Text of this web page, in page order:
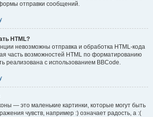
отправки сообщений.
HTML?
невозможны отправка и обработка HTML-кода
часть возможностей HTML по форматированию
реализована с использованием BBCode.
— это маленькие картинки, которые могут быть
чувств, например :) означает радость, а :(